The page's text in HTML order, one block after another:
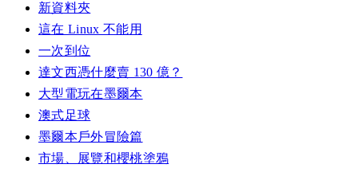
新資料夾
這在 Linux 不能用
一次到位
達文西憑什麼賣 130 億？
大型電玩在墨爾本
澳式足球
墨爾本戶外冒險篇
市場、展覽和櫻桃塗鴉